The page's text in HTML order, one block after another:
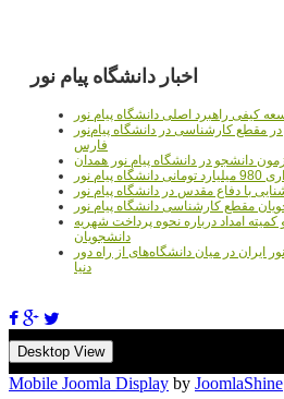
اخبار دانشگاه پیام نور
کیفی راهبرد اصلی دانشگاه پیام نور
مقطع کارشناسی در دانشگاه پیام‌نور
فارس
دانشجو در دانشگاه پیام نور همدان
پیام نور
با دفاع مقدس در دانشگاه پیام نور
مقطع کارشناسی دانشگاه پیام نور
امداد درباره نحوه پرداخت شهریه
دانشجویان
در میان دانشگاه‌های از راه دور
دنیا
Desktop View
Mobile Joomla Display by JoomlaShine